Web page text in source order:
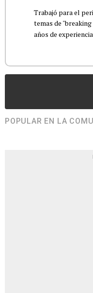
Trabajó para el
temas de
años de
POPULAR EN LA